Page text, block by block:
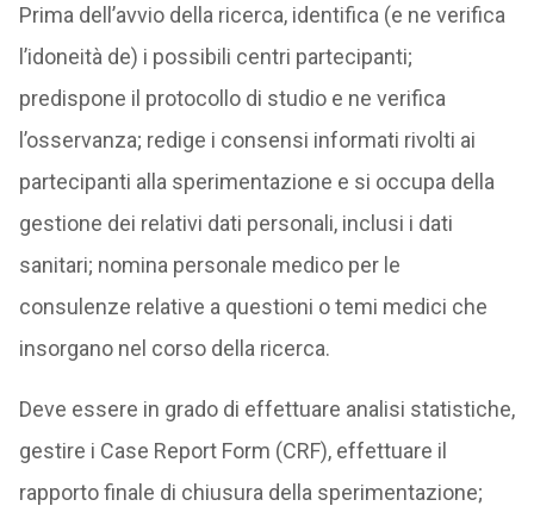
Prima dell’avvio della ricerca, identifica (e ne verifica
l’idoneità de) i possibili centri partecipanti;
predispone il protocollo di studio e ne verifica
l’osservanza; redige i consensi informati rivolti ai
partecipanti alla sperimentazione e si occupa della
gestione dei relativi dati personali, inclusi i dati
sanitari; nomina personale medico per le
consulenze relative a questioni o temi medici che
insorgano nel corso della ricerca.
Deve essere in grado di effettuare analisi statistiche,
gestire i Case Report Form (CRF), effettuare il
rapporto finale di chiusura della sperimentazione;